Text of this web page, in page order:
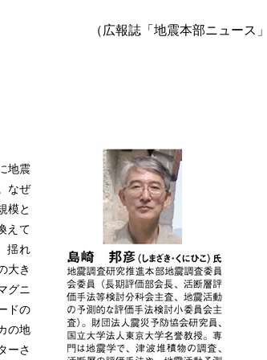
（広報誌「地震本部ニュース
地震
なぜ
模と
えて
揺れ
大き
グニ
ドの
の地
ーさ